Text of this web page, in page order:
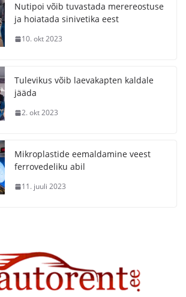
Nutipoi võib tuvastada merereostuse
ja hoiatada sinivetika eest
10. okt 2023
Tulevikus võib laevakapten kaldale
jääda
2. okt 2023
Mikroplastide eemaldamine veest
ferrovedeliku abil
11. juuli 2023